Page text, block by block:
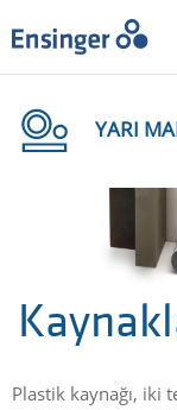
Anasayfa
YARI
Plastik kaynağı, iki